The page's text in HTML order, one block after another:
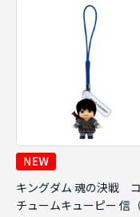
キングダム 魂の決戦
チュームキューピー 信